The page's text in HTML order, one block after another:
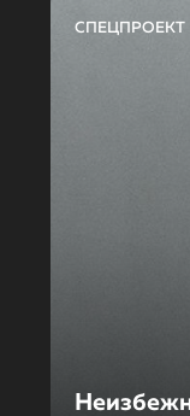
СПЕЦПРОЕКТ